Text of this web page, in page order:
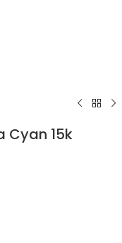
Cyan 15k